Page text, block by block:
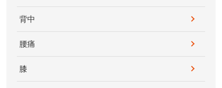
背中
腰痛
膝